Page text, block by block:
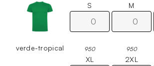
verde-tropical
S
950
M
950
XL 2XL